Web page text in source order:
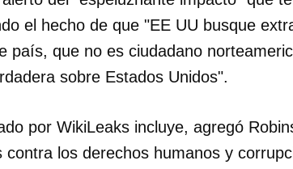
el hecho de que "EE UU busque
país, que no es ciudadano
sobre Estados Unidos".
por WikiLeaks incluye, agregó
contra los derechos humanos y